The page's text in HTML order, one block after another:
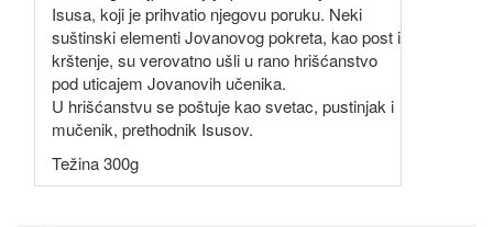
Isusa, koji je prihvatio njegovu poruku. Neki
suštinski elementi Jovanovog pokreta, kao post i
krštenje, su verovatno ušli u rano hrišćanstvo
pod uticajem Jovanovih učenika.
U hrišćanstvu se poštuje kao svetac, pustinjak i
mučenik, prethodnik Isusov.
Težina 300g